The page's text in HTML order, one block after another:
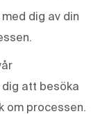
dig av din
att besöka
om processen.